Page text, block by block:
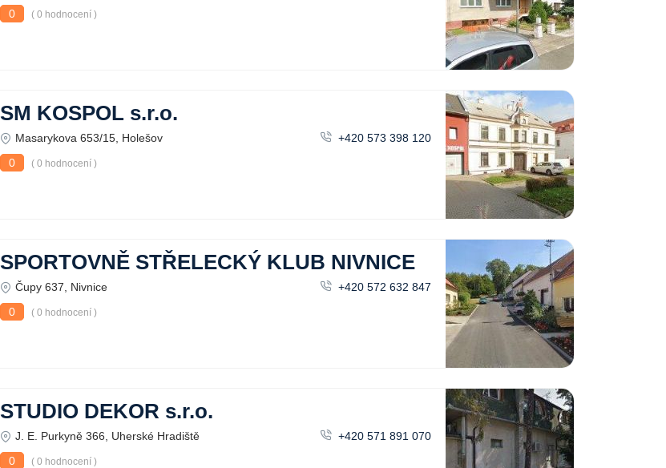
0
( 0 hodnocení )
SM KOSPOL s.r.o.
Masarykova 653/15, Holešov
+420 573 398 120
0
( 0 hodnocení )
SPORTOVNĚ STŘELECKÝ KLUB NIVNICE
Čupy 637, Nivnice
+420 572 632 847
0
( 0 hodnocení )
STUDIO DEKOR s.r.o.
J. E. Purkyně 366, Uherské Hradiště
+420 571 891 070
0
( 0 hodnocení )